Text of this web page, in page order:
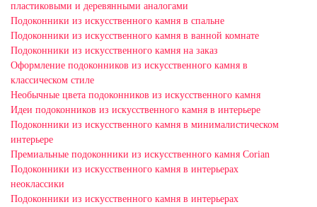
пластиковыми и деревянными аналогами
Подоконники из искусственного камня в спальне
Подоконники из искусственного камня в ванной комнате
Подоконники из искусственного камня на заказ
Оформление подоконников из искусственного камня в
классическом стиле
Необычные цвета подоконников из искусственного камня
Идеи подоконников из искусственного камня в интерьере
Подоконники из искусственного камня в минималистическом
интерьере
Премиальные подоконники из искусственного камня Corian
Подоконники из искусственного камня в интерьерах
неоклассики
Подоконники из искусственного камня в интерьерах